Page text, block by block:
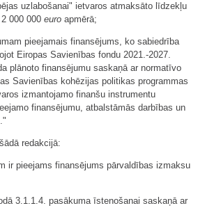
uzlabošanai" ietvaros atmaksāto līdzekļu
000 000 euro apmērā;
pieejamais finansējums, ko sabiedrība
Eiropas Savienības fondu 2021.-2027.
plānoto finansējumu saskaņā ar normatīvo
Savienības kohēzijas politikas programmas
izmantojamo finanšu instrumentu
finansējumu, atbalstāmās darbības un
redakcijā:
ir pieejams finansējums pārvaldības izmaksu
3.1.1.4. pasākuma īstenošanai saskaņā ar